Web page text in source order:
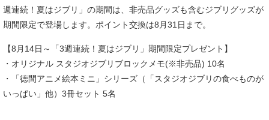
週連続！夏はジブリ」の期間は、非売品グッズも含むジブリグッズが
期間限定で登場します。ポイント交換は8月31日まで。
【8月14日～「3週連続！夏はジブリ」期間限定プレゼント】
・オリジナル スタジオジブリブロックメモ(※非売品) 10名
・「徳間アニメ絵本ミニ」シリーズ（「スタジオジブリの食べものが
いっぱい」他）3冊セット 5名